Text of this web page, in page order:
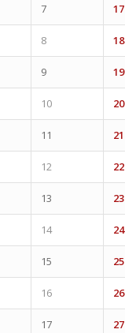
7 17
8 18
9 19
10 20
11 21
12 22
13 23
14 24
15 25
16 26
17 27